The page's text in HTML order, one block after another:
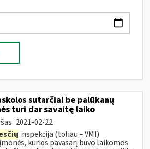
sutarčiai be palūkanų
turi dar savaitę laiko
2021-02-22
inspekcija (toliau – VMI)
kurios pavasarį buvo laikomos